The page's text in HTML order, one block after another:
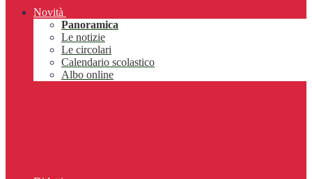
Novità
Panoramica
Le notizie
Le circolari
Calendario scolastico
Albo online